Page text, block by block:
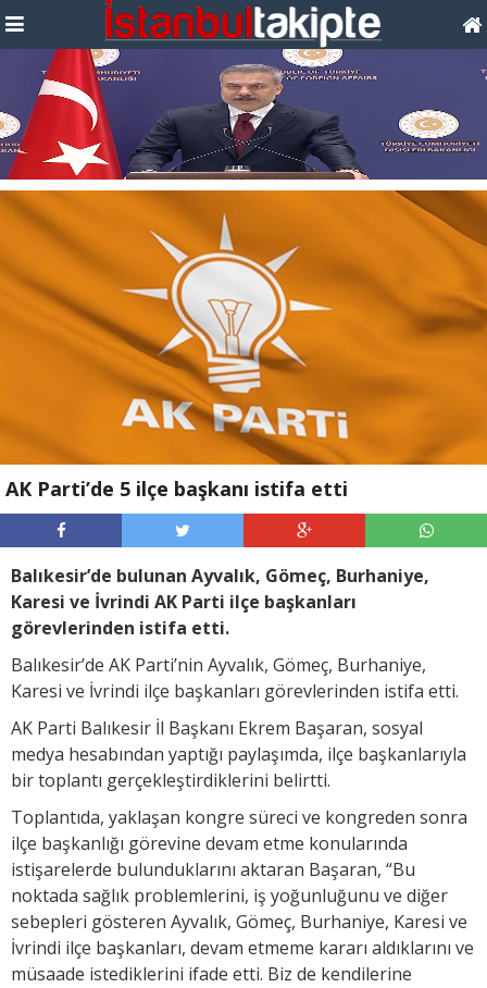
AK Parti’de 5 ilçe başkanı istifa etti
Balıkesir’de bulunan Ayvalık, Gömeç, Burhaniye,
Karesi ve İvrindi AK Parti ilçe başkanları
görevlerinden istifa etti.
Balıkesir’de AK Parti’nin Ayvalık, Gömeç, Burhaniye,
Karesi ve İvrindi ilçe başkanları görevlerinden istifa etti.
AK Parti Balıkesir İl Başkanı Ekrem Başaran, sosyal
medya hesabından yaptığı paylaşımda, ilçe başkanlarıyla
bir toplantı gerçekleştirdiklerini belirtti.
Toplantıda, yaklaşan kongre süreci ve kongreden sonra
ilçe başkanlığı görevine devam etme konularında
istişarelerde bulunduklarını aktaran Başaran, “Bu
noktada sağlık problemlerini, iş yoğunluğunu ve diğer
sebepleri gösteren Ayvalık, Gömeç, Burhaniye, Karesi ve
İvrindi ilçe başkanları, devam etmeme kararı aldıklarını ve
müsaade istediklerini ifade etti. Biz de kendilerine